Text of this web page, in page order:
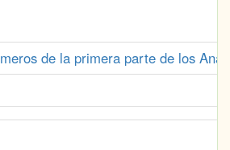
de la primera parte de los